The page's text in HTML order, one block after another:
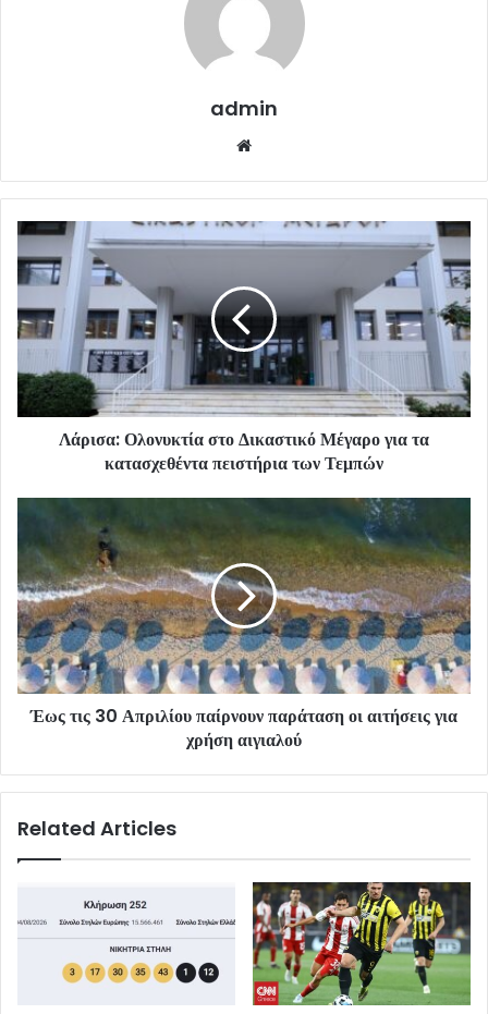
admin
Λάρισα: Ολονυκτία στο Δικαστικό Μέγαρο για τα
κατασχεθέντα πειστήρια των Τεμπών
Έως τις 30 Απριλίου παίρνουν παράταση οι αιτήσεις για
χρήση αιγιαλού
Related Articles